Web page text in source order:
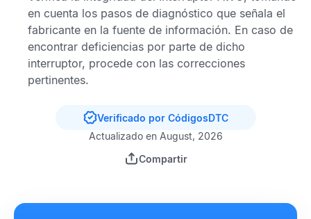
en cuenta los pasos de diagnóstico que señala el
fabricante en la fuente de información. En caso de
encontrar deficiencias por parte de dicho
interruptor, procede con las correcciones
pertinentes.
Verificado por CódigosDTC
Actualizado en August, 2026
Compartir